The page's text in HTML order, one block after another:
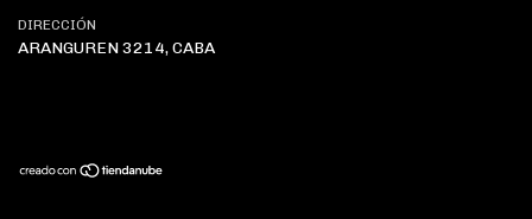
DIRECCIÓN
ARANGUREN 3214, CABA